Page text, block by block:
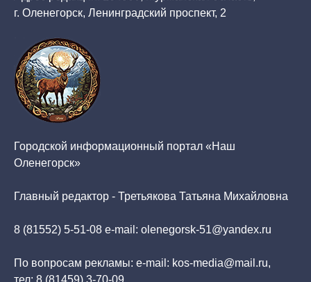
г. Оленегорск, Ленинградский проспект, 2
Городской информационный портал «Наш
Оленегорск»
Главный редактор - Третьякова Татьяна Михайловна
8 (81552) 5-51-08 e-mail: olenegorsk-51@yandex.ru
По вопросам рекламы: e-mail: kos-media@mail.ru,
тел: 8 (81459) 3-70-09